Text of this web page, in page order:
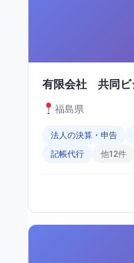
有限会社 共同ビ
福島県
法人の決算・申告
記帳代行
他12件